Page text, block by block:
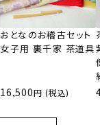
おとなのお稽古セット
女子用 裏千家 茶道具
16,500 (税込)